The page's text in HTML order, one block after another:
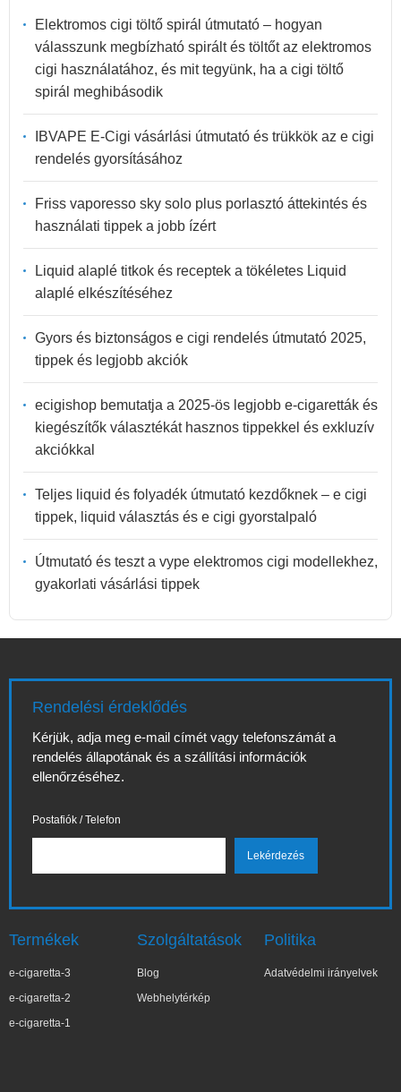
Elektromos cigi töltő spirál útmutató – hogyan
válasszunk megbízható spirált és töltőt az elektromos
cigi használatához, és mit tegyünk, ha a cigi töltő
spirál meghibásodik
IBVAPE E-Cigi vásárlási útmutató és trükkök az e cigi
rendelés gyorsításához
Friss vaporesso sky solo plus porlasztó áttekintés és
használati tippek a jobb ízért
Liquid alaplé titkok és receptek a tökéletes Liquid
alaplé elkészítéséhez
Gyors és biztonságos e cigi rendelés útmutató 2025,
tippek és legjobb akciók
ecigishop bemutatja a 2025-ös legjobb e-cigaretták és
kiegészítők választékát hasznos tippekkel és exkluzív
akciókkal
Teljes liquid és folyadék útmutató kezdőknek – e cigi
tippek, liquid választás és e cigi gyorstalpaló
Útmutató és teszt a vype elektromos cigi modellekhez,
gyakorlati vásárlási tippek
Rendelési érdeklődés
Kérjük, adja meg e-mail címét vagy telefonszámát a
rendelés állapotának és a szállítási információk
ellenőrzéséhez.
Postafiók / Telefon
Termékek
e-cigaretta-3
e-cigaretta-2
e-cigaretta-1
Szolgáltatások
Blog
Webhelytérkép
Politika
Adatvédelmi irányelvek